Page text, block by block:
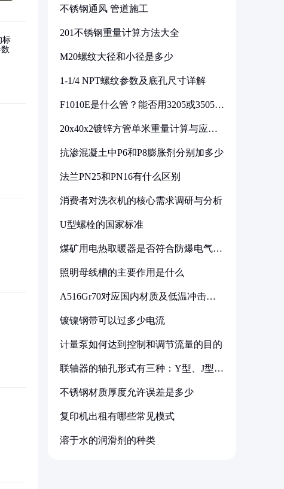
不锈钢通风 管道施工
201不锈钢重量计算方法大全
M20螺纹大径和小径是多少
1-1/4 NPT螺纹参数及底孔尺寸详解
F1010E是什么管？能否用3205或3505代
20x40x2镀锌方管单米重量计算与应用
抗渗混凝土中P6和P8膨胀剂分别加多少
法兰PN25和PN16有什么区别
消费者对洗衣机的核心需求调研与分析
U型螺栓的国家标准
煤矿用电热取暖器是否符合防爆电气设
照明母线槽的主要作用是什么
A516Gr70对应国内材质及低温冲击要
镀镍钢带可以过多少电流
计量泵如何达到控制和调节流量的目的
联轴器的轴孔形式有三种：Y型、J型、
不锈钢材质厚度允许误差是多少
复印机出租有哪些常见模式
溶于水的润滑剂的种类